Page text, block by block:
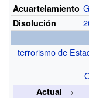
Acuartelamiento
Disolución
terrorismo de
Actual →